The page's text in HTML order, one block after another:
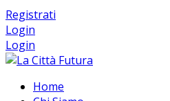
Registrati
Login
Login
Home